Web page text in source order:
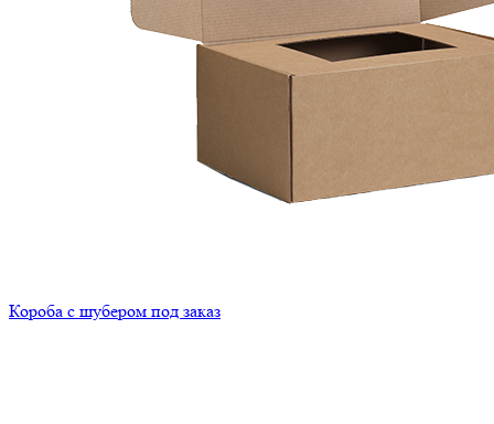
Короба с шубером под заказ